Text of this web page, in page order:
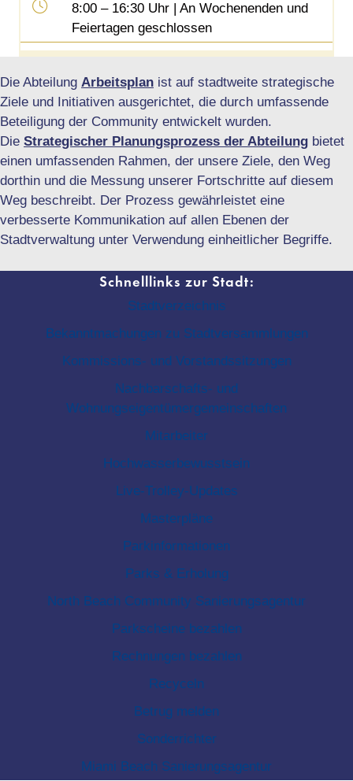
8:00 – 16:30 Uhr | An Wochenenden und
Feiertagen geschlossen
Die Abteilung Arbeitsplan ist auf stadtweite strategische
Ziele und Initiativen ausgerichtet, die durch umfassende
Beteiligung der Community entwickelt wurden.
Die Strategischer Planungsprozess der Abteilung bietet
einen umfassenden Rahmen, der unsere Ziele, den Weg
dorthin und die Messung unserer Fortschritte auf diesem
Weg beschreibt. Der Prozess gewährleistet eine
verbesserte Kommunikation auf allen Ebenen der
Stadtverwaltung unter Verwendung einheitlicher Begriffe.
Schnelllinks zur Stadt:
Stadtverzeichnis
Bekanntmachungen zu Stadtversammlungen
Kommissions- und Vorstandssitzungen
Nachbarschafts- und
Wohnungseigentümergemeinschaften
Mitarbeiter
Hochwasserbewusstsein
Live-Trolley-Updates
Masterpläne
Parkinformationen
Parks & Erholung
North Beach Community Sanierungsagentur
Parkscheine bezahlen
Rechnungen bezahlen
Recyceln
Betrug melden
Sonderrichter
Miami Beach Sanierungsagentur